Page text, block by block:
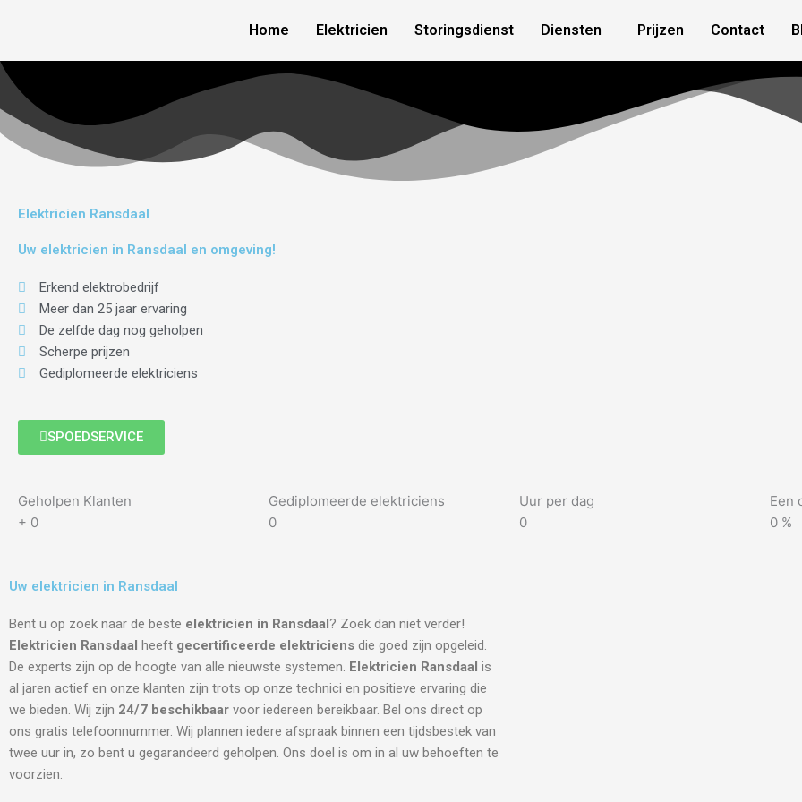
Home Elektricien Storingsdienst Diensten Prijzen Contact
Elektricien Ransdaal
Uw elektricien in Ransdaal en omgeving!
Erkend elektrobedrijf
Meer dan 25 jaar ervaring
De zelfde dag nog geholpen
Scherpe prijzen
Gediplomeerde elektriciens
SPOEDSERVICE
Geholpen Klanten
+ 0
Gediplomeerde elektriciens
0
Uur per dag
0
Een
0 %
Uw elektricien in Ransdaal
Bent u op zoek naar de beste elektricien in Ransdaal ? Zoek dan niet verder!
Elektricien Ransdaal heeft gecertificeerde elektriciens die goed zijn opgeleid.
De experts zijn op de hoogte van alle nieuwste systemen. Elektricien Ransdaal is
al jaren actief en onze klanten zijn trots op onze technici en positieve ervaring die
we bieden. Wij zijn 24/7 beschikbaar voor iedereen bereikbaar. Bel ons direct op
ons gratis telefoonnummer. Wij plannen iedere afspraak binnen een tijdsbestek van
twee uur in, zo bent u gegarandeerd geholpen. Ons doel is om in al uw behoeften te
voorzien.